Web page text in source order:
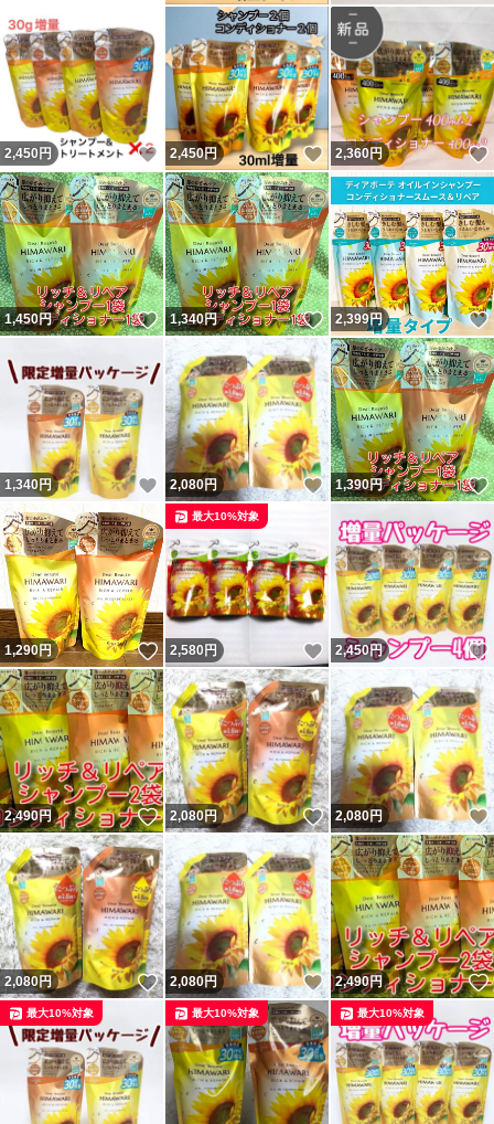
2,450 円 いいね！
2,450円 いいね！
2,360円
1,450円 いいね！
1,340円 いいね！
2,399円
1,340円 いいね！
2,080円 いいね！
1,390円
1,290円 いいね！
2,580円 いいね！
最大10%対象
2,450円
2,490円 いいね！
2,080円 いいね！
2,080円
2,080円 いいね！
2,080円 いいね！
2,490円
最大10%対象 最大10%対象 最大10%対象